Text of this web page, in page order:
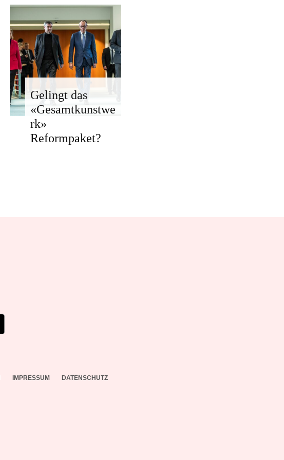
Gelingt das
«Gesamtkunstwe
rk»
Reformpaket?
IMPRESSUM DATENSCHUTZ